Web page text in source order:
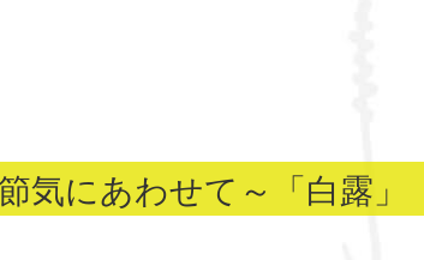
気にあわせて～「白露」